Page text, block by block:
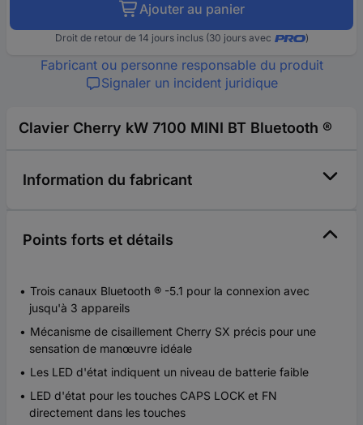
Ajouter au panier
Droit de retour de 14 jours inclus (30 jours avec )
Fabricant ou personne responsable du produit
Signaler un incident juridique
Clavier Cherry kW 7100 MINI BT Bluetooth ®
Information du fabricant
Points forts et détails
Trois canaux Bluetooth ® -5.1 pour la connexion avec
jusqu'à 3 appareils
Mécanisme de cisaillement Cherry SX précis pour une
sensation de manœuvre idéale
Les LED d'état indiquent un niveau de batterie faible
LED d'état pour les touches CAPS LOCK et FN
directement dans les touches